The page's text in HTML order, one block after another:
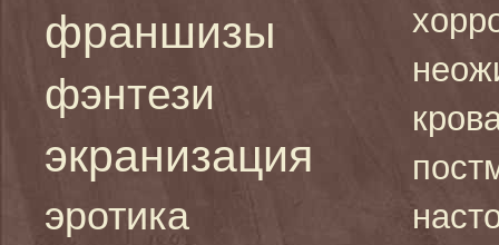
франшизы
фэнтези
экранизация
эротика